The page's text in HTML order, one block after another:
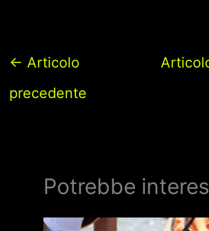
← Articolo
precedente
Potrebbe